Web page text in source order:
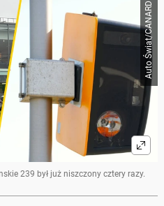
może zawierać błędy.
tolerancję błędu, ale nie
tolerancją.
prędkości, które nie
10 km/h.
przekroczenia
radarów.
fotoradarów, aby
egzekwowania mandatów.
prędkości w 2025 roku
zł.
o więcej Onet Czat z AI
Auto Świat/CANARD
239 był już niszczony cztery razy.